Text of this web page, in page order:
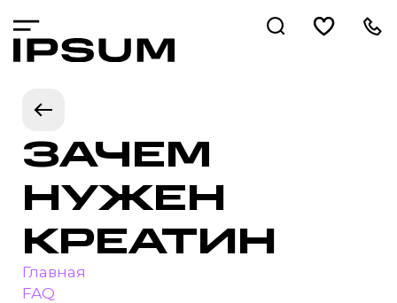
ЗАЧЕМ
НУЖЕН
КРЕАТИН
Главная
FAQ